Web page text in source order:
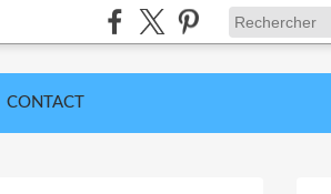
CONTACT